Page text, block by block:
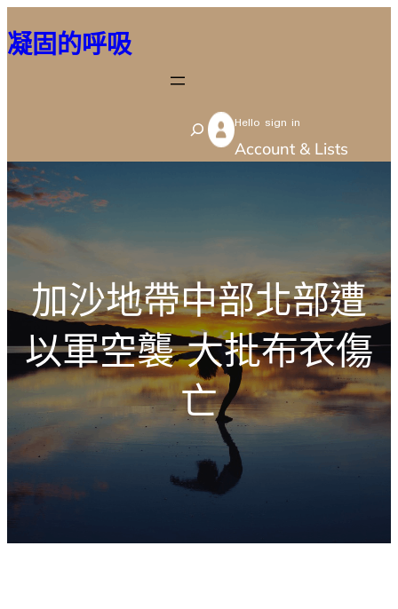
至
容
凝固的呼吸
S
e
Hello sign in
Account & Lists
加沙地帶中部北部遭
以軍空襲 大批布衣傷
亡